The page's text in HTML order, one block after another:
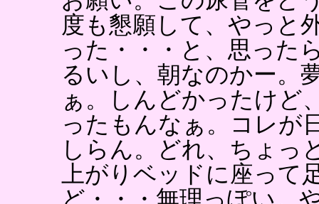
度も懇願して、やっと
った・・・と、思った
るいし、朝なのかー。
ぁ。しんどかったけど
ったもんなぁ。コレが
しらん。どれ、ちょっ
上がりベッドに座って